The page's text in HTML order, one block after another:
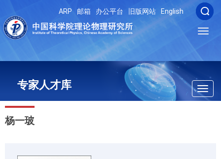
ARP 邮箱 办公平台 旧版网站 English
专家人才库
杨一玻